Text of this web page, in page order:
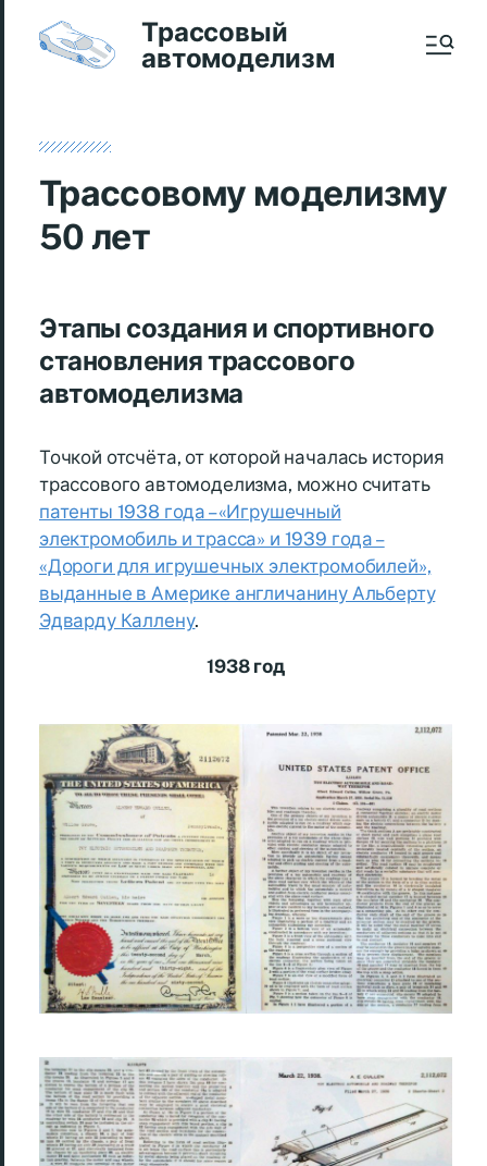
Трассовый
автомоделизм
Трассовому моделизму
50 лет
Этапы создания и спортивного
становления трассового
автомоделизма
Точкой отсчёта, от которой началась история
трассового автомоделизма, можно считать
патенты 1938 года – «Игрушечный
электромобиль и трасса» и 1939 года –
«Дороги для игрушечных электромобилей»,
выданные в Америке англичанину Альберту
Эдварду Каллену.
1938 год